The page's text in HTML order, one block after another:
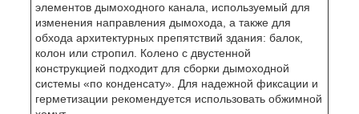
элементов дымоходного канала, используемый для
изменения направления дымохода, а также для
обхода архитектурных препятствий здания: балок,
колон или стропил. Колено с двустенной
конструкцией подходит для сборки дымоходной
системы «по конденсату». Для надежной фиксации и
герметизации рекомендуется использовать обжимной